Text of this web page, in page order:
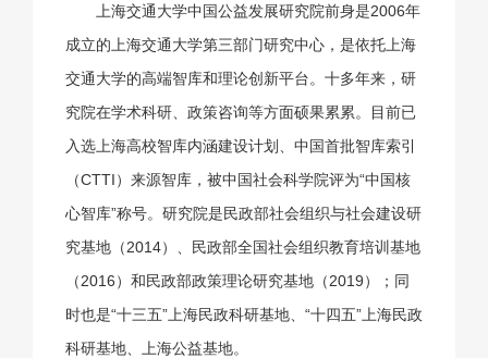
上海交通大学中国公益发展研究院前身是2006年
成立的上海交通大学第三部门研究中心，是依托上海
交通大学的高端智库和理论创新平台。十多年来，研
究院在学术科研、政策咨询等方面硕果累累。目前已
入选上海高校智库内涵建设计划、中国首批智库索引
（CTTI）来源智库，被中国社会科学院评为“中国核
心智库”称号。研究院是民政部社会组织与社会建设研
究基地（2014）、民政部全国社会组织教育培训基地
（2016）和民政部政策理论研究基地（2019）；同
时也是“十三五”上海民政科研基地、“十四五”上海民政
科研基地、上海公益基地。